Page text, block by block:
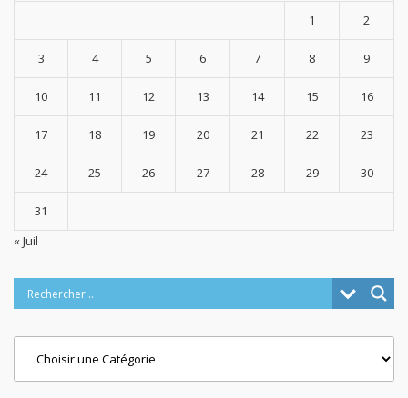
1 2
3 4 5 6 7 8 9
10 11 12 13 14 15 16
17 18 19 20 21 22 23
24 25 26 27 28 29 30
31
« Juil